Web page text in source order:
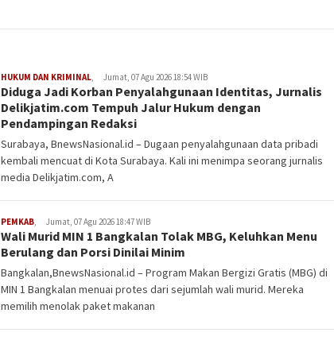
HUKUM DAN KRIMINAL, Jumat, 07 Agu 2026 18:54 WIB
Diduga Jadi Korban Penyalahgunaan Identitas, Jurnalis
Delikjatim.com Tempuh Jalur Hukum dengan
Pendampingan Redaksi
Surabaya, BnewsNasional.id – Dugaan penyalahgunaan data pribadi
kembali mencuat di Kota Surabaya. Kali ini menimpa seorang jurnalis
media Delikjatim.com, A
PEMKAB, Jumat, 07 Agu 2026 18:47 WIB
Wali Murid MIN 1 Bangkalan Tolak MBG, Keluhkan Menu
Berulang dan Porsi Dinilai Minim
Bangkalan,BnewsNasional.id – Program Makan Bergizi Gratis (MBG) di
MIN 1 Bangkalan menuai protes dari sejumlah wali murid. Mereka
memilih menolak paket makanan